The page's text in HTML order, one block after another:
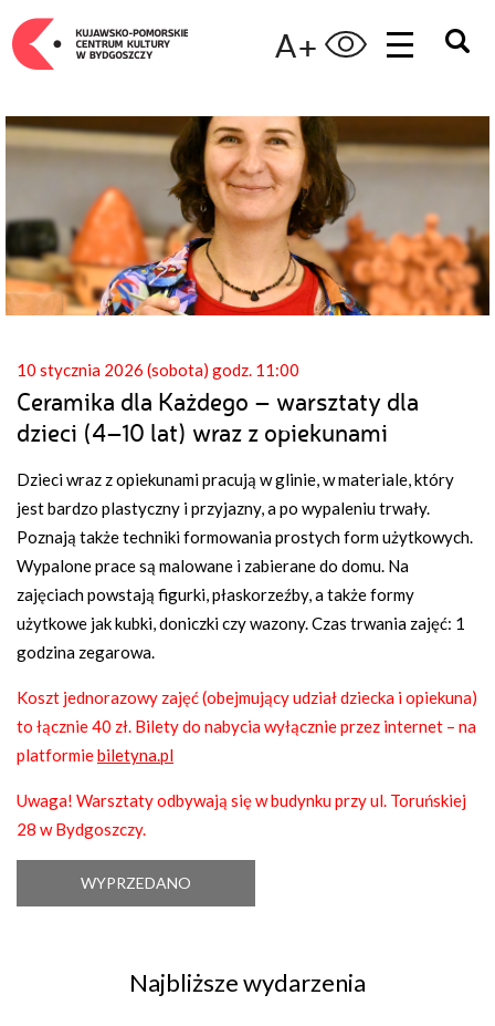
A+
10 stycznia 2026 (sobota) godz. 11:00
Ceramika dla Każdego – warsztaty dla
dzieci (4–10 lat) wraz z opiekunami
Dzieci wraz z opiekunami pracują w glinie, w materiale, który
jest bardzo plastyczny i przyjazny, a po wypaleniu trwały.
Poznają także techniki formowania prostych form użytkowych.
Wypalone prace są malowane i zabierane do domu. Na
zajęciach powstają figurki, płaskorzeźby, a także formy
użytkowe jak kubki, doniczki czy wazony. Czas trwania zajęć: 1
godzina zegarowa.
Koszt jednorazowy zajęć (obejmujący udział dziecka i opiekuna)
to łącznie 40 zł. Bilety do nabycia wyłącznie przez internet – na
platformiebiletyna.pl
Uwaga! Warsztaty odbywają się w budynku przy ul. Toruńskiej
28 w Bydgoszczy.
WYPRZEDANO
Najbliższe wydarzenia